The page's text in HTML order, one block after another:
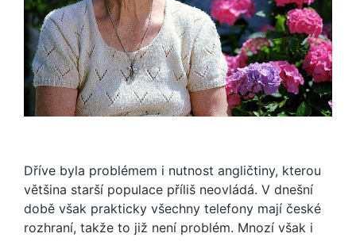
Dříve byla problémem i nutnost angličtiny, kterou
většina starší populace příliš neovládá. V dnešní
době však prakticky všechny telefony mají české
rozhraní, takže to již není problém. Mnozí však i